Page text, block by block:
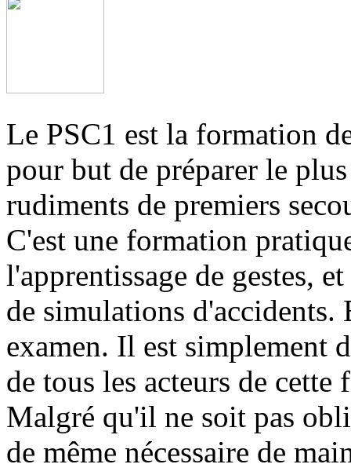
Le PSC1 est la formation
pour but de préparer le
rudiments de premiers
C'est une formation
l'apprentissage de gestes,
de simulations d'accidents.
examen. Il est simplement
de tous les acteurs de cette
Malgré qu'il ne soit pas
de même nécessaire de